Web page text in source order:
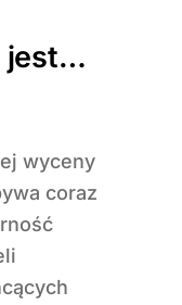
jest
coraz